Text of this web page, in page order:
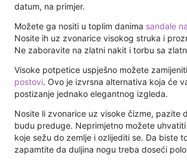
datum, na primjer.
Možete ga nositi u toplim danima sandale
Nosite ih uz zvonarice visokog struka i
Ne zaboravite na zlatni nakit i torbu sa
Visoke potpetice uspješno možete
postovi. Ovo je izvrsna alternativa koja će
postizanje jednako elegantnog izgleda.
Nosite li zvonarice uz visoke čizme, pazite
budu preduge. Neprimjetno možete
koje sežu do zemlje i ozlijediti se. Da biste
zapamtite da duljina nogu treba doseći